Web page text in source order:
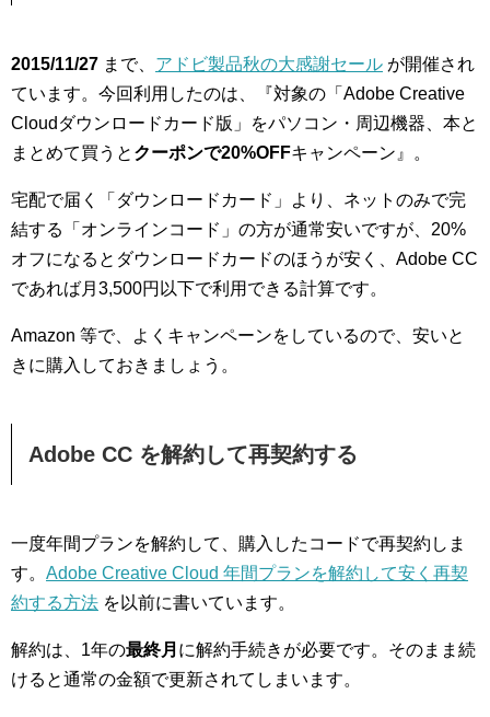
2015/11/27 まで、 アドビ製品秋の大感謝セール が開催され
ています。今回利用したのは、『対象の「Adobe Creative
Cloudダウンロードカード版」をパソコン・周辺機器、本と
まとめて買うと クーポンで20%OFFキャンペーン』。
宅配で届く「ダウンロードカード」より、ネットのみで完
結する「オンラインコード」の方が通常安いですが、20%
オフになるとダウンロードカードのほうが安く、Adobe CC
であれば月3,500円以下で利用できる計算です。
Amazon 等で、よくキャンペーンをしているので、安いと
きに購入しておきましょう。
Adobe CC を解約して再契約する
一度年間プランを解約して、購入したコードで再契約しま
す。 Adobe Creative Cloud 年間プランを解約して安く再契
約する方法 を以前に書いています。
解約は、1年の最終月 に解約手続きが必要です。そのまま続
けると通常の金額で更新されてしまいます。